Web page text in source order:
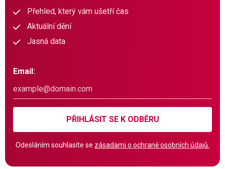
Přehled, který vám ušetří čas
Aktuální dění
Jasná data
Email:
PŘIHLÁSIT SE K ODBĚRU
Odesláním souhlasíte se zásadami o ochraně osobních údajů.